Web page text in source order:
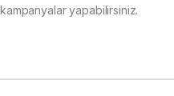
yapabilirsiniz.